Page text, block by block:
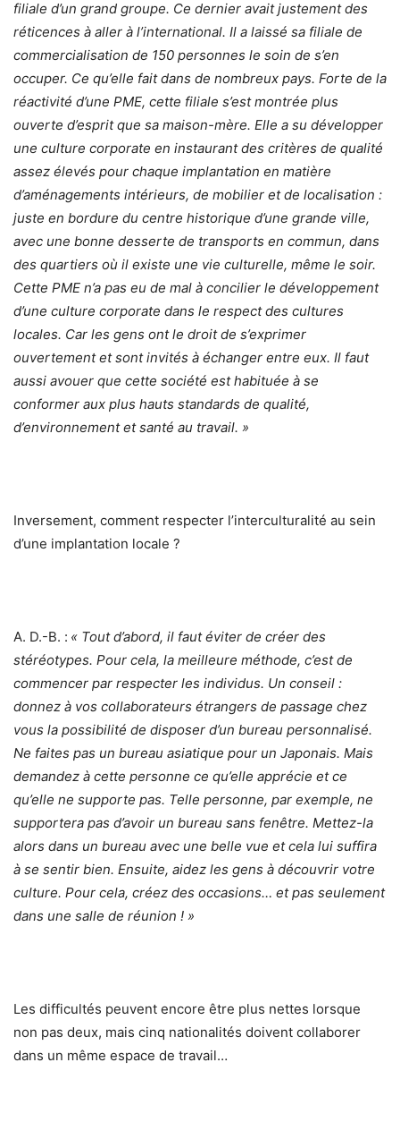
filiale d’un grand groupe. Ce dernier avait justement des
réticences à aller à l’international. Il a laissé sa filiale de
commercialisation de 150 personnes le soin de s’en
occuper. Ce qu’elle fait dans de nombreux pays. Forte de la
réactivité d’une PME, cette filiale s’est montrée plus
ouverte d’esprit que sa maison-mère. Elle a su développer
une culture corporate en instaurant des critères de qualité
assez élevés pour chaque implantation en matière
d’aménagements intérieurs, de mobilier et de localisation :
juste en bordure du centre historique d’une grande ville,
avec une bonne desserte de transports en commun, dans
des quartiers où il existe une vie culturelle, même le soir.
Cette PME n’a pas eu de mal à concilier le développement
d’une culture corporate dans le respect des cultures
locales. Car les gens ont le droit de s’exprimer
ouvertement et sont invités à échanger entre eux. Il faut
aussi avouer que cette société est habituée à se
conformer aux plus hauts standards de qualité,
d’environnement et santé au travail. »
Inversement, comment respecter l’interculturalité au sein
d’une implantation locale ?
A. D.-B. : « Tout d’abord, il faut éviter de créer des
stéréotypes. Pour cela, la meilleure méthode, c’est de
commencer par respecter les individus. Un conseil :
donnez à vos collaborateurs étrangers de passage chez
vous la possibilité de disposer d’un bureau personnalisé.
Ne faites pas un bureau asiatique pour un Japonais. Mais
demandez à cette personne ce qu’elle apprécie et ce
qu’elle ne supporte pas. Telle personne, par exemple, ne
supportera pas d’avoir un bureau sans fenêtre. Mettez-la
alors dans un bureau avec une belle vue et cela lui suffira
à se sentir bien. Ensuite, aidez les gens à découvrir votre
culture. Pour cela, créez des occasions… et pas seulement
dans une salle de réunion ! »
Les difficultés peuvent encore être plus nettes lorsque
non pas deux, mais cinq nationalités doivent collaborer
dans un même espace de travail…